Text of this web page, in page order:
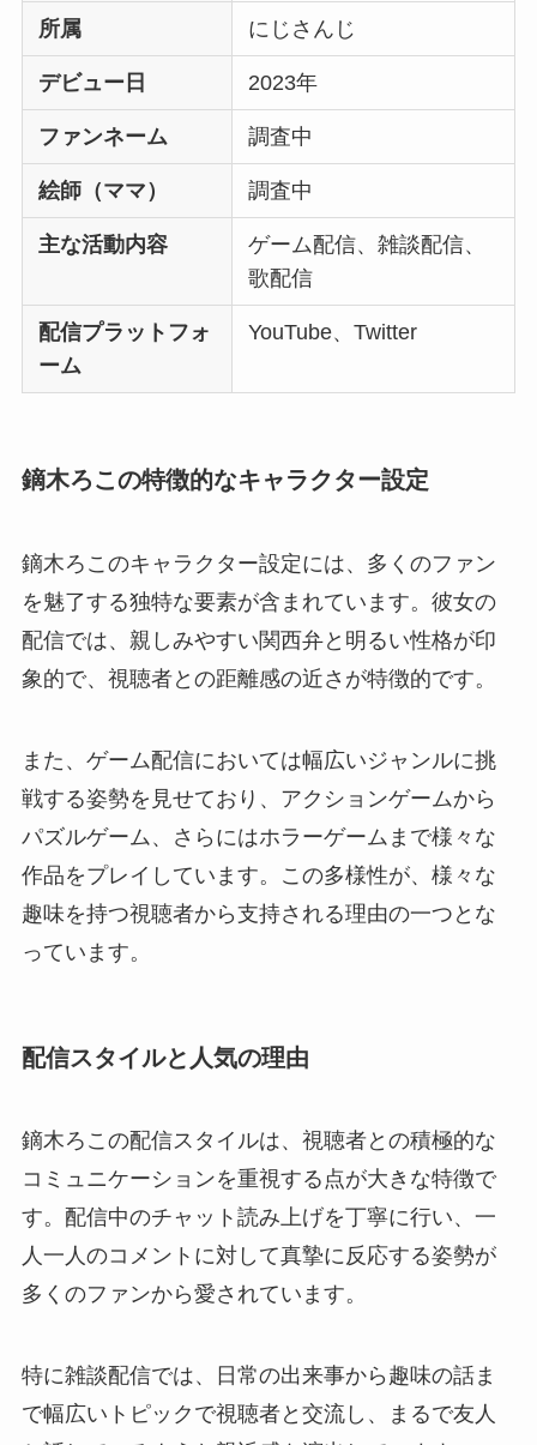
所属 にじさんじ
デビュー日 2023年
ファンネーム 調査中
絵師（ママ） 調査中
主な活動内容
ゲーム配信、雑談配信、
歌配信
配信プラットフォ
ーム
YouTube、Twitter
鏑木ろこの特徴的なキャラクター設定
鏑木ろこのキャラクター設定には、多くのファン
を魅了する独特な要素が含まれています。彼女の
配信では、親しみやすい関西弁と明るい性格が印
象的で、視聴者との距離感の近さが特徴的です。
また、ゲーム配信においては幅広いジャンルに挑
戦する姿勢を見せており、アクションゲームから
パズルゲーム、さらにはホラーゲームまで様々な
作品をプレイしています。この多様性が、様々な
趣味を持つ視聴者から支持される理由の一つとな
っています。
配信スタイルと人気の理由
鏑木ろこの配信スタイルは、視聴者との積極的な
コミュニケーションを重視する点が大きな特徴で
す。配信中のチャット読み上げを丁寧に行い、一
人一人のコメントに対して真摯に反応する姿勢が
多くのファンから愛されています。
特に雑談配信では、日常の出来事から趣味の話ま
で幅広いトピックで視聴者と交流し、まるで友人